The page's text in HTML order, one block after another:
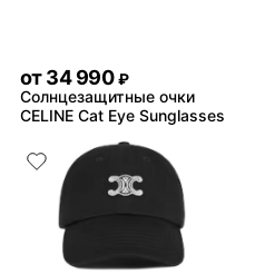
от34 990 ₽
Солнцезащитные очки
CELINE Cat Eye Sunglasses